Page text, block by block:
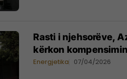
Rasti i njehsorëve,
kërkon
Energjetika 07/04/2026